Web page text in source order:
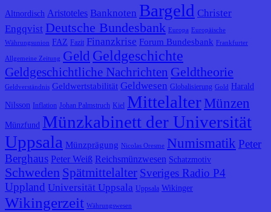
Altnordisch Aristoteles Banknoten Bargeld Christer
Engqvist Deutsche Bundesbank Europa
Europäische
Währungsunion
FAZ Fazit Finanzkrise Forum Bundesbank Frankfurter
Allgemeine Zeitung Geld Geldgeschichte
Geldgeschichtliche Nachrichten Geldtheorie
Geldverständnis Geldwertstabilität Geldwesen Globalisierung Gold Harald
Nilsson Inflation Johan Palmstruch Kiel Mittelalter Münzen
Münzfund Münzkabinett der Universität
Uppsala Münzprägung Nicolas Oresme Numismatik Peter
Berghaus Peter Weiß Reichsmünzwesen Schatzmotiv
Schweden Spätmittelalter Sveriges Radio P4
Uppland Universität Uppsala Uppsala Wikinger
Wikingerzeit Währungswesen